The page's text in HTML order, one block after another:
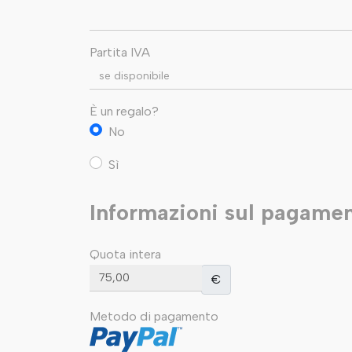
Partita IVA
È un regalo?
No
Sì
Informazioni sul
Quota intera
€
Metodo di pagamento